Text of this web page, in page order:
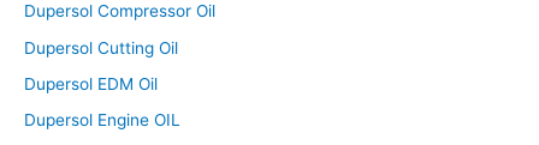
Dupersol Compressor Oil
Dupersol Cutting Oil
Dupersol EDM Oil
Dupersol Engine OIL